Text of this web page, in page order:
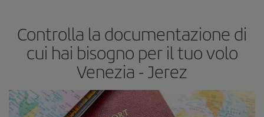
biglietti aerei, tanto più saranno convenienti. Inoltre, se cerchi i
voli con una certa flessibilità di date e orari di viaggio, potrai
scegliere il prezzo più conveniente.
Controlla la documentazione di
cui hai bisogno per il tuo volo
Venezia - Jerez